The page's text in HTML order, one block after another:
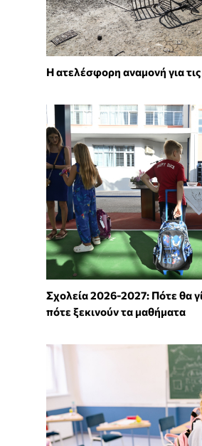
Η ατελέσφορη αναμονή για
Σχολεία 2026-2027: Πότε θα
πότε ξεκινούν τα μαθήματα